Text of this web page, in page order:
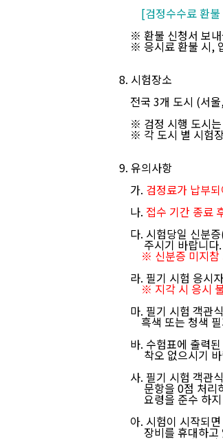
[검정수수료 환
※ 환불 신청서 보
※ 응시료 환불 시,
8. 시험장소
전국 3개 도시 (서
※ 검정 시행 도시는
※ 각 도시 별 시험
9. 유의사항
가. 검정료가 납부
나. 접수 기간 종료
다. 시험당일 신분증
주시기 바랍니다.
※ 신분증 미지참
라. 필기 시험 응시
※ 지각 시 응시
마. 필기 시험 객관
흑색 또는 청색 필
바. 수험표에 출력
착오 없으시기 바
사. 필기 시험 객관
문항을 0점 처리하
요령을 준수 하지
아. 시험이 시작되
장비를 휴대하고